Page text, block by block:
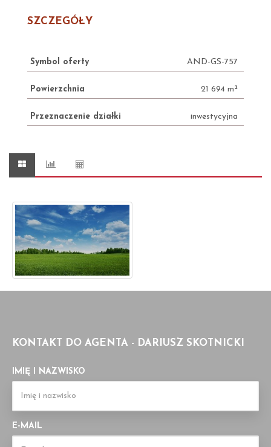
SZCZEGÓŁY
Symbol oferty AND-GS-757
Powierzchnia 21 694 m²
Przeznaczenie działki inwestycyjna
KONTAKT DO AGENTA - DARIUSZ SKOTNICKI
IMIĘ I NAZWISKO
E-MAIL